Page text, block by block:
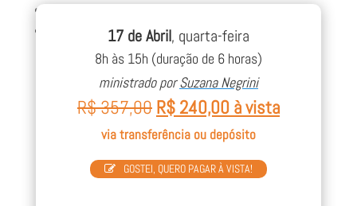
ECA – European Coaching Association;
Global Coaching Community.
Veja o perfil completo, clique aqui.
17 de Abril, quarta-feira
8h às 15h (duração de 6 horas)
ministrado porSuzana Negrini
R$ 357,00 R$ 240,00 à vista
via transferência ou depósito
GOSTEI, QUERO PAGAR À VISTA!